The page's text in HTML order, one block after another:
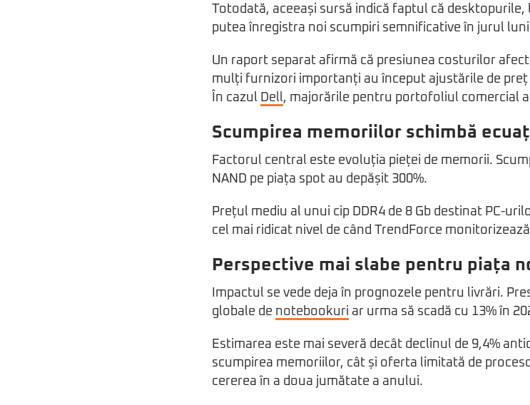
Totodată, aceeași sursă indică faptul că
putea înregistra noi scumpiri semnificative în jurul
Un raport separat afirmă că presiunea costurilor
mulți furnizori importanți au început ajustările de preț
În cazul Dell, majorările pentru portofoliul comercial
Scumpirea memoriilor schimbă
Factorul central este evoluția pieței de memorii.
NAND pe piața spot au depășit 300%.
Prețul mediu al unui cip DDR4 de 8 Gb destinat PC-
cel mai ridicat nivel de când TrendForce
Perspective mai slabe pentru piața
Impactul se vede deja în prognozele pentru livrări.
globale de notebookuri ar urma să scadă cu 13% în
Estimarea este mai severă decât declinul de 9,4%
scumpirea memoriilor, cât și oferta limitată de
cererea în a doua jumătate a anului.